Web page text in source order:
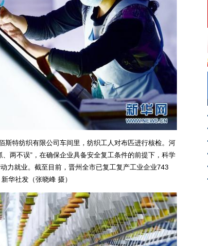
特纺织有限公司车间里，纺织工人对布匹进行核检。河
两不误”，在确保企业具备安全复工条件的前提下，科学
力就业。截至目前，晋州全市已复工复产工业企业743
华社发（张晓峰 摄）